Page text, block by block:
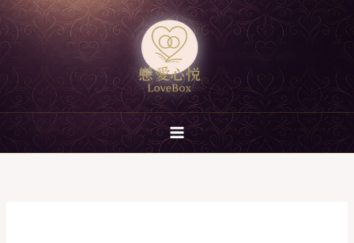
跳
至
主
要
內